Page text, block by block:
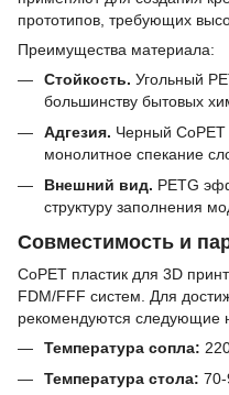
прототипов, требующих
Преимущества материала:
Стойкость. Угольный
большинству бытовых
Адгезия. Черный
монолитное спекание
Внешний вид. PETG
структуру заполнения
Совместимость и
CoPET пластик для 3D
FDM/FFF систем. Для
рекомендуются следующие
Температура сопла:
Температура стола: 70-